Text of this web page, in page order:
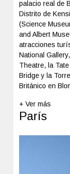
palacio real de
Distrito de
(Science
and Albert
atracciones
National
Theatre, la
Bridge y la
Británico en
+ Ver más
París